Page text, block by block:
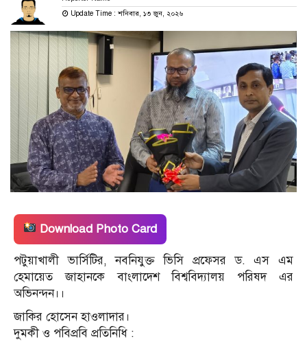
Update Time : শনিবার, ১৩ জুন, ২০২৬
Download Photo Card
পটুয়াখালী ভার্সিটির, নবনিযুক্ত ভিসি প্রফেসর ড. এস এম
হেমায়েত জাহানকে বাংলাদেশ বিশ্ববিদ্যালয় পরিষদ এর
অভিনন্দন।।
জাকির হোসেন হাওলাদার।
দুমকী ও পবিপ্রবি প্রতিনিধি :